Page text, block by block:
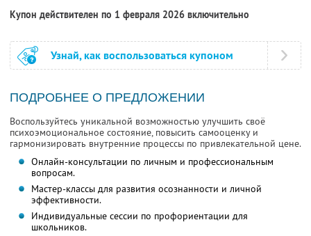
Купон действителен по 1 февраля 2026 включительно
Узнай, как воспользоваться купоном
ПОДРОБНЕЕ О ПРЕДЛОЖЕНИИ
Воспользуйтесь уникальной возможностью улучшить своё
психоэмоциональное состояние, повысить самооценку и
гармонизировать внутренние процессы по привлекательной цене.
Онлайн-консультации по личным и профессиональным
вопросам.
Мастер-классы для развития осознанности и личной
эффективности.
Индивидуальные сессии по профориентации для
школьников.